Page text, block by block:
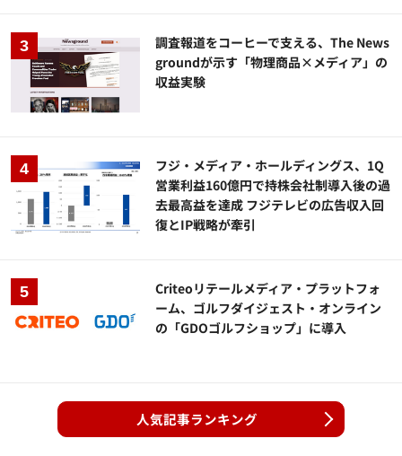
調査報道をコーヒーで支える、The News
groundが示す「物理商品×メディア」の
収益実験
フジ・メディア・ホールディングス、1Q
営業利益160億円で持株会社制導入後の過
去最高益を達成 フジテレビの広告収入回
復とIP戦略が牽引
Criteoリテールメディア・プラットフォ
ーム、ゴルフダイジェスト・オンライン
の「GDOゴルフショップ」に導入
人気記事ランキング